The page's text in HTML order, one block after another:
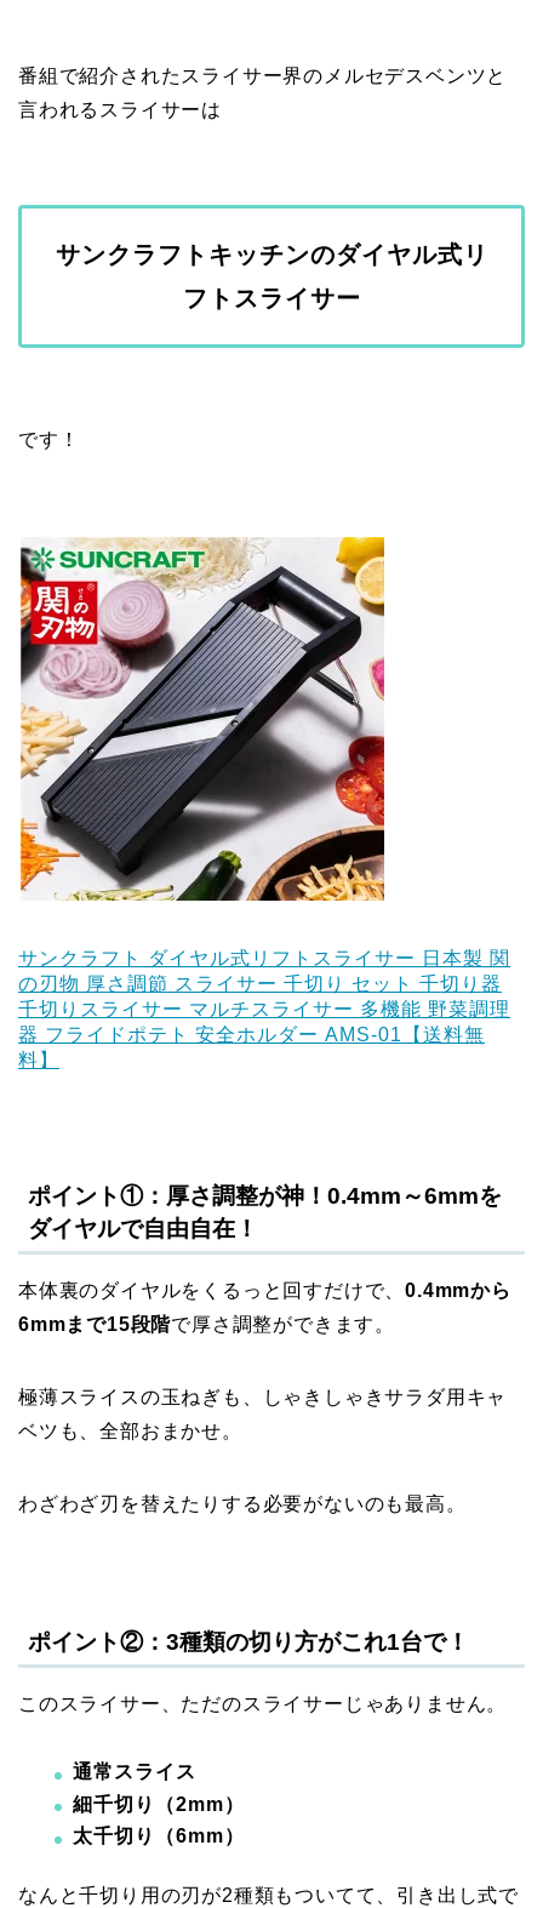
番組で紹介されたスライサー界のメルセデスベンツと
言われるスライサーは
サンクラフトキッチンのダイヤル式リ
フトスライサー
です！
サンクラフト ダイヤル式リフトスライサー 日本製 関
の刃物 厚さ調節 スライサー 千切り セット 千切り器
千切りスライサー マルチスライサー 多機能 野菜調理
器 フライドポテト 安全ホルダー AMS-01【送料無
料】
ポイント①：厚さ調整が神！0.4mm～6mmを
ダイヤルで自由自在！
本体裏のダイヤルをくるっと回すだけで、0.4mmから
6mmまで15段階で厚さ調整ができます。
極薄スライスの玉ねぎも、しゃきしゃきサラダ用キャ
ベツも、全部おまかせ。
わざわざ刃を替えたりする必要がないのも最高。
ポイント②：3種類の切り方がこれ1台で！
このスライサー、ただのスライサーじゃありません。
通常スライス
細千切り（2mm）
太千切り（6mm）
なんと千切り用の刃が2種類もついてて、引き出し式で